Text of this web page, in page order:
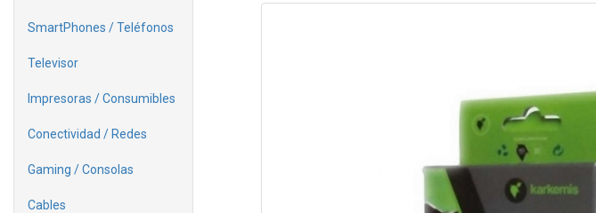
SmartPhones / Teléfonos
Televisor
Impresoras / Consumibles
Conectividad / Redes
Gaming / Consolas
Cables